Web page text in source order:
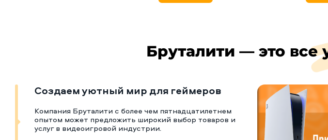
Бруталити — это все
Создаем уютный мир для геймеров
Компания Бруталити с более чем пятнадцатилетнем
опытом может предложить широкий выбор товаров и
услуг в видеоигровой индустрии.